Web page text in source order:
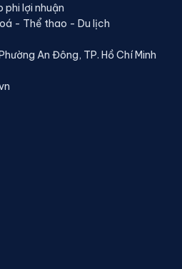
phi lợi nhuận
- Thể thao - Du lịch
An Đông, TP. Hồ Chí Minh